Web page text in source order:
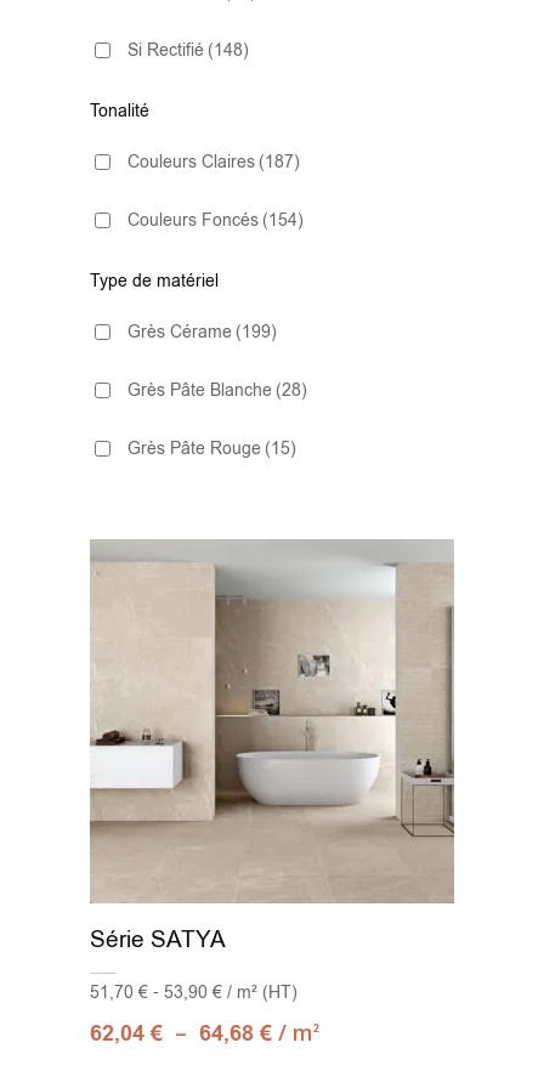
20X20(4)
20x24
20x60(3)
20x120(6)
20x122.5(1)
25x150(4)
30.3x61.3(2)
30x60(42)
30x60 Faïence blanche
Imitation Parquet
Imitation Pierre
Lisse(4)
Marbre (42)
Métro(10)
Tomette(1)
Si Rectifié (148)
Tonalité
Couleurs Claires (187)
Couleurs Foncés (154)
Type de matériel
Grès Cérame (199)
Grès Pâte Blanche (28)
Grès Pâte Rouge (15)
Série SATYA
51,70 € - 53,90 € / m² (HT)
62,04€ – 64,68€ / m2